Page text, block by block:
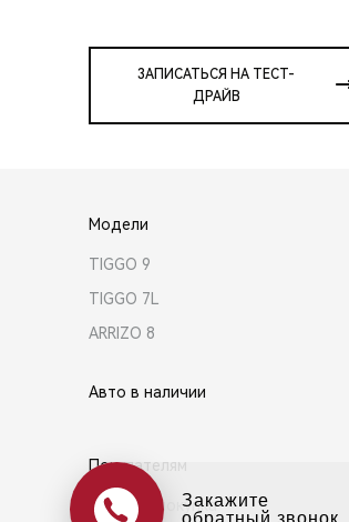
ЗАПИСАТЬСЯ НА ТЕСТ-
ДРАЙВ
Модели
TIGGO 9
TIGGO 7L
ARRIZO 8
Авто в наличии
Покупателям
Выбор и покупкаОцените свой авто
в обмен на новый